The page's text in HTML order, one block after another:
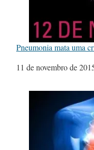
Pneumonia mata uma
Data
11 de novembro de